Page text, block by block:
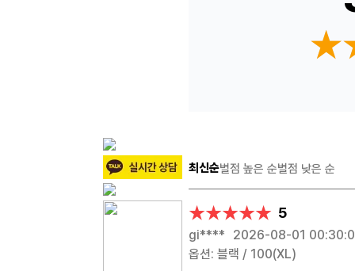
최신순별점 높은 순별점 낮은 순
★★★★★
★★★★★ 5
gi**** 2026-08-01
옵션: 블랙 / 100(XL)